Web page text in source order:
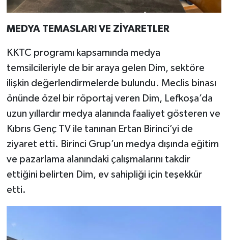
MEDYA TEMASLARI VE ZİYARETLER
KKTC programı kapsamında medya
temsilcileriyle de bir araya gelen Dim, sektöre
ilişkin değerlendirmelerde bulundu. Meclis binası
önünde özel bir röportaj veren Dim, Lefkoşa’da
uzun yıllardır medya alanında faaliyet gösteren ve
Kıbrıs Genç TV ile tanınan Ertan Birinci’yi de
ziyaret etti. Birinci Grup’un medya dışında eğitim
ve pazarlama alanındaki çalışmalarını takdir
ettiğini belirten Dim, ev sahipliği için teşekkür
etti.